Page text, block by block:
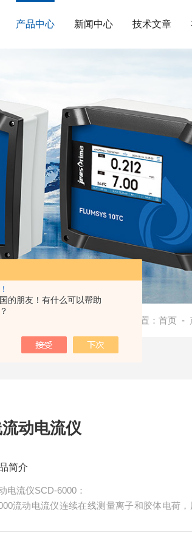
的朋友！有什么可以帮助
产品中心 新闻中心 技术文章
当前位置：首页 -
动电流仪
简介
电流仪SCD-6000：
流动电流仪连续在线测量离子和胶体电荷